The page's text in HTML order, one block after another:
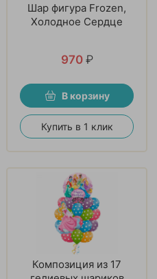
Шар фигура Frozen,
Холодное Сердце
970 ₽
В корзину
Купить в 1 клик
Композиция из 17